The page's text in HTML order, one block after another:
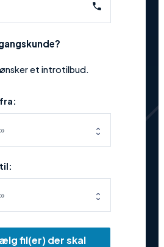
phone
ønsker et introtilbud.
fil(er) der skal